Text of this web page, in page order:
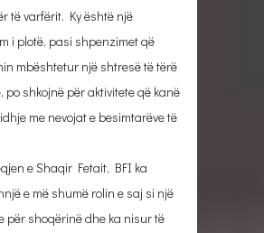
të varfërit. Ky është një
i plotë, pasi shpenzimet që
mbështetur një shtresë të tërë
po shkojnë për aktivitete që kanë
me nevojat e besimtarëve të
e Shaqir Fetait, BFI ka
e më shumë rolin e saj si një
për shoqërinë dhe ka nisur të